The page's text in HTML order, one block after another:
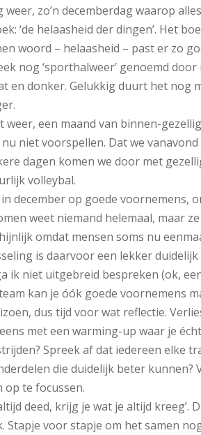
zo’n decemberdag waarop
‘de helaasheid der dingen’. Het
woord – helaasheid – past er zo
nog ‘sporthalweer’ genoemd
en donker. Gelukkig duurt het nog
weer, een maand van binnen-
nu niet voorspellen. Dat we
dagen komen we door met
volleybal.
december op goede voornemens,
weet niemand helemaal, maar
omdat mensen soms nu
is daarvoor een lekker
ik niet uitgebreid bespreken (ok,
kan je óók goede voornemens
dus tijd voor wat reflectie.
met een warming-up waar je
Spreek af dat iedereen elke
die duidelijk beter kunnen?
te focussen.
deed, krijg je wat je altijd kreeg’.
Stapje voor stapje om het samen